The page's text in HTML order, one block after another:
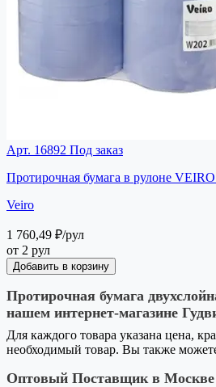
Арт. 16892 Под заказ
Протирочная бумага в рулоне
Veiro
1 760,49 ₽/рул
от 2 рул
Добавить в корзину
Протирочная бумага
нашем интернет-магазине
Для каждого товара указана цена,
необходимый товар. Вы также
Оптовый Поставщик в